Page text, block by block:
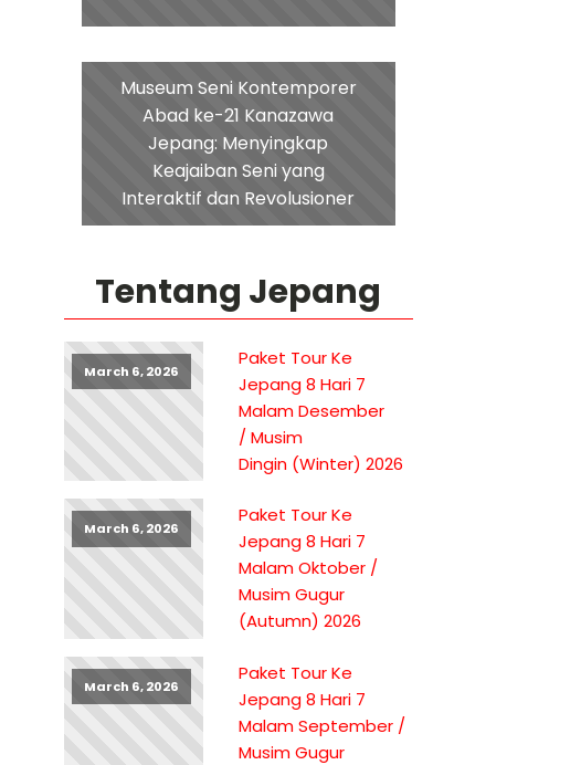
Museum Seni Kontemporer
Abad ke-21 Kanazawa
Jepang: Menyingkap
Keajaiban Seni yang
Interaktif dan Revolusioner
Tentang Jepang
March 6, 2026
Paket Tour Ke
Jepang 8 Hari 7
Malam Desember
/ Musim
Dingin (Winter) 2026
March 6, 2026
Paket Tour Ke
Jepang 8 Hari 7
Malam Oktober /
Musim Gugur
(Autumn) 2026
March 6, 2026
Paket Tour Ke
Jepang 8 Hari 7
Malam September /
Musim Gugur